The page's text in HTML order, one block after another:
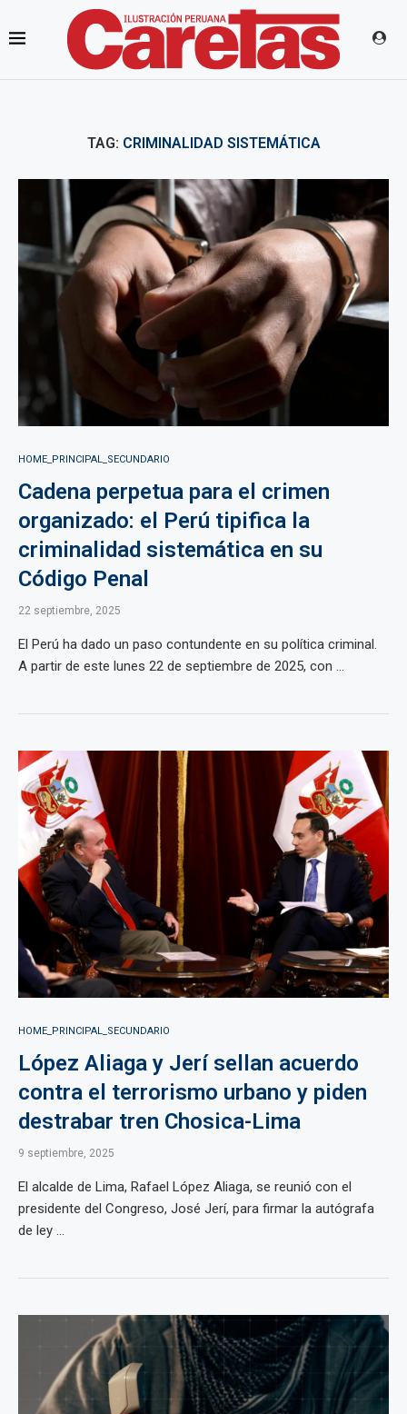
TAG: CRIMINALIDAD SISTEMÁTICA
HOME_PRINCIPAL_SECUNDARIO
Cadena perpetua para el crimen
organizado: el Perú tipifica la
criminalidad sistemática en su
Código Penal
22 septiembre, 2025
El Perú ha dado un paso contundente en su política criminal.
A partir de este lunes 22 de septiembre de 2025, con ...
HOME_PRINCIPAL_SECUNDARIO
López Aliaga y Jerí sellan acuerdo
contra el terrorismo urbano y piden
destrabar tren Chosica-Lima
9 septiembre, 2025
El alcalde de Lima, Rafael López Aliaga, se reunió con el
presidente del Congreso, José Jerí, para firmar la autógrafa
de ley ...